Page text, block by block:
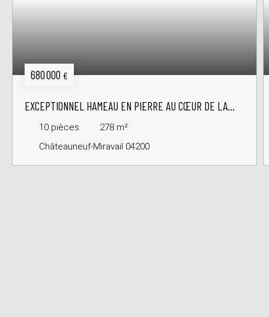
680 000 €
EXCEPTIONNEL HAMEAU EN PIERRE AU CŒUR DE LA
VALLÉE DU JABRON
10 pièces 278 m²
Châteauneuf-Miravail 04200